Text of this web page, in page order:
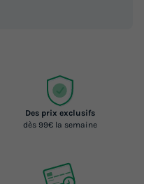
Des prix exclusifs
dès 99€ la semaine